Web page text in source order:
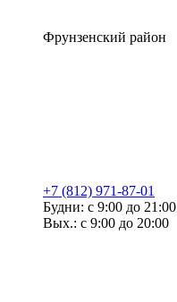
Фрунзенский район
+7 (812) 971-87-01
Будни: с 9:00 до 21:00
Вых.: с 9:00 до 20:00